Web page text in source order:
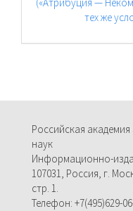
тех же
Российская
наук
Информационно-
107031, Россия, г.
стр. 1.
Телефон: +7(495)629-